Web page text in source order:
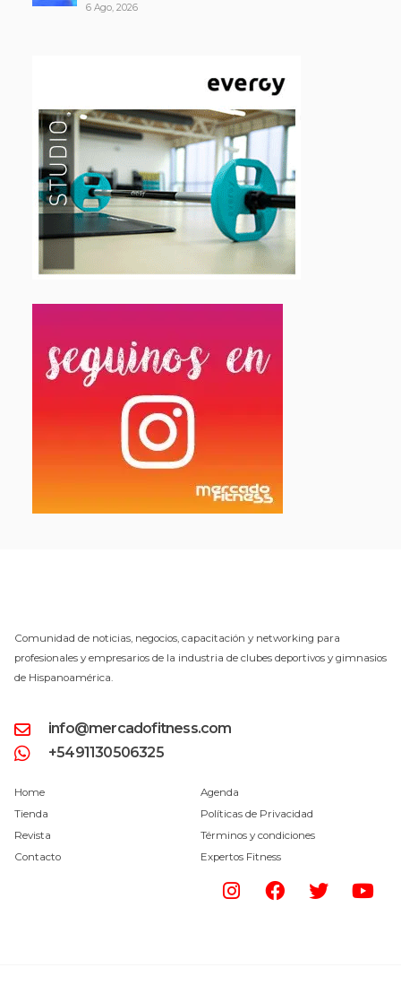
6 Ago, 2026
Comunidad de noticias, negocios, capacitación y networking para
profesionales y empresarios de la industria de clubes deportivos y gimnasios
de Hispanoamérica.
info@mercadofitness.com
+5491130506325
Home
Tienda
Revista
Contacto
Agenda
Políticas de Privacidad
Términos y condiciones
Expertos Fitness